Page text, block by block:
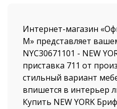
Интернет-магазин
М» представляет
NYC30671101 - NEW
приставка 711 от
стильный вариант
впишется в интерьер
Купить NEW YORK